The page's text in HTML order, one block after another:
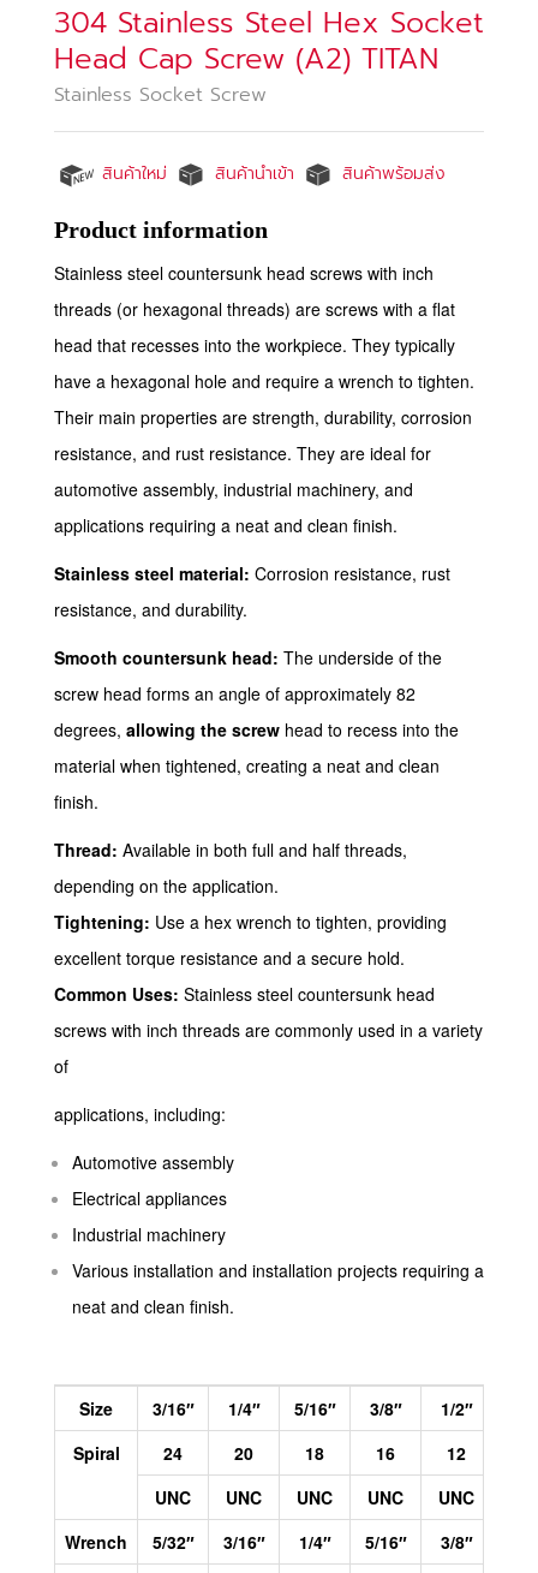
304 Stainless Steel Hex Socket
Head Cap Screw (A2) TITAN
Stainless Socket Screw
สินค้าใหม่ สินค้านำเข้า สินค้าพร้อมส่ง
Product information
Stainless steel countersunk head screws with inch
threads (or hexagonal threads) are screws with a flat
head that recesses into the workpiece. They typically
have a hexagonal hole and require a wrench to tighten.
Their main properties are strength, durability, corrosion
resistance, and rust resistance. They are ideal for
automotive assembly, industrial machinery, and
applications requiring a neat and clean finish.
Stainless steel material: Corrosion resistance, rust
resistance, and durability.
Smooth countersunk head: The underside of the
screw head forms an angle of approximately 82
degrees, allowing the screw head to recess into the
material when tightened, creating a neat and clean
finish.
Thread: Available in both full and half threads,
depending on the application.
Tightening: Use a hex wrench to tighten, providing
excellent torque resistance and a secure hold.
Common Uses: Stainless steel countersunk head
screws with inch threads are commonly used in a variety
of
applications, including:
Automotive assembly
Electrical appliances
Industrial machinery
Various installation and installation projects requiring a
neat and clean finish.
Size 3/16″ 1/4″ 5/16″ 3/8″ 1/2″
Spiral
24 20 18 16 12
UNC
UNC UNC UNC UNC
Wrench
5/32″ 3/16″ 1/4″ 5/16″ 3/8″